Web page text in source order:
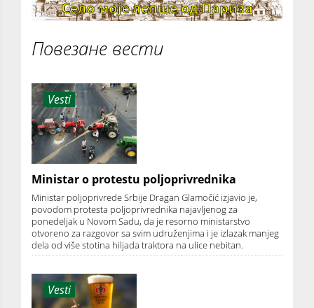
Повезане вести
Vesti
Ministar o protestu poljoprivrednika
Ministar poljoprivrede Srbije Dragan Glamočić izjavio je,
povodom protesta poljoprivrednika najavljenog za
ponedeljak u Novom Sadu, da je resorno ministarstvo
otvoreno za razgovor sa svim udruženjima i je izlazak manjeg
dela od više stotina hiljada traktora na ulice nebitan.
Vesti